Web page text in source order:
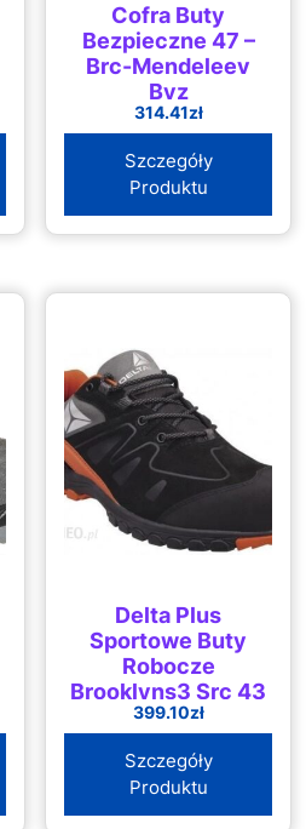
Cofra Buty
Bezpieczne 47 –
Brc-Mendeleev
Byz
314.41zł
Szczegóły
Produktu
Delta Plus
Sportowe Buty
Robocze
Brooklyns3 Src 43
399.10zł
Szczegóły
Produktu